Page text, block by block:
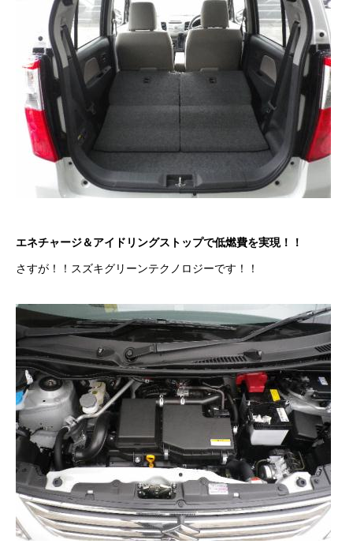
部品取付
車磨き
車検
整備・修理
各種手続
お問い合わせ プライバシーポリシー
エネチャージ＆アイドリングストップで低燃費を実現！！
さすが！！スズキグリーンテクノロジーです！！